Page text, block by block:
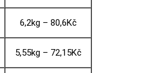
6,2kg – 80,6Kč
5,55kg – 72,15Kč